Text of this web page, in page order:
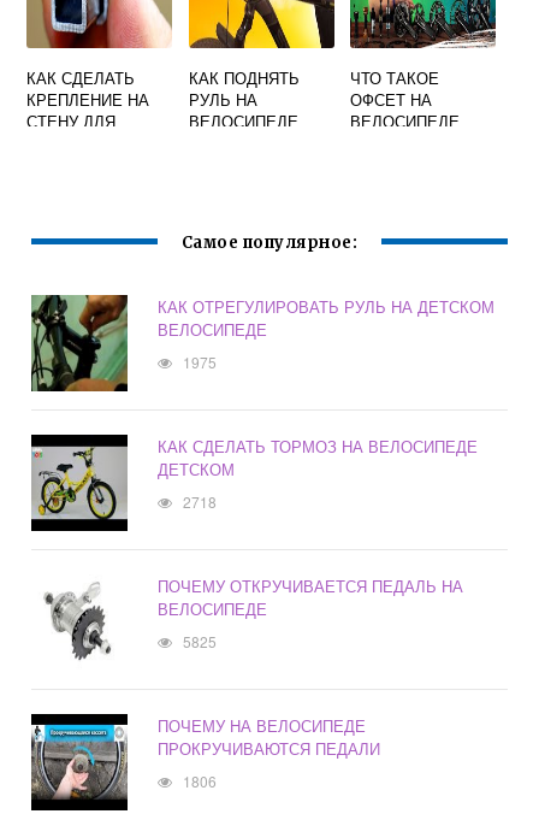
КАК СДЕЛАТЬ
КРЕПЛЕНИЕ НА
СТЕНУ ДЛЯ
КАК ПОДНЯТЬ
РУЛЬ НА
ВЕЛОСИПЕДЕ
ЧТО ТАКОЕ
ОФСЕТ НА
ВЕЛОСИПЕДЕ
Самое популярное:
КАК ОТРЕГУЛИРОВАТЬ РУЛЬ НА ДЕТСКОМ
ВЕЛОСИПЕДЕ
1975
КАК СДЕЛАТЬ ТОРМОЗ НА ВЕЛОСИПЕДЕ
ДЕТСКОМ
2718
ПОЧЕМУ ОТКРУЧИВАЕТСЯ ПЕДАЛЬ НА
ВЕЛОСИПЕДЕ
5825
ПОЧЕМУ НА ВЕЛОСИПЕДЕ
ПРОКРУЧИВАЮТСЯ ПЕДАЛИ
1806